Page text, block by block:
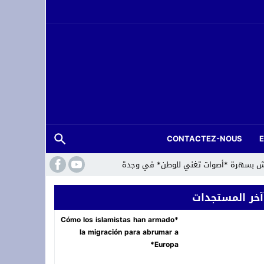
CONTACTEZ-NOUS
بسهرة *أصوات تغني للوطن* في وجدة
آخر المستجدات
*Cómo los islamistas han armado
la migración para abrumar a
Europa*